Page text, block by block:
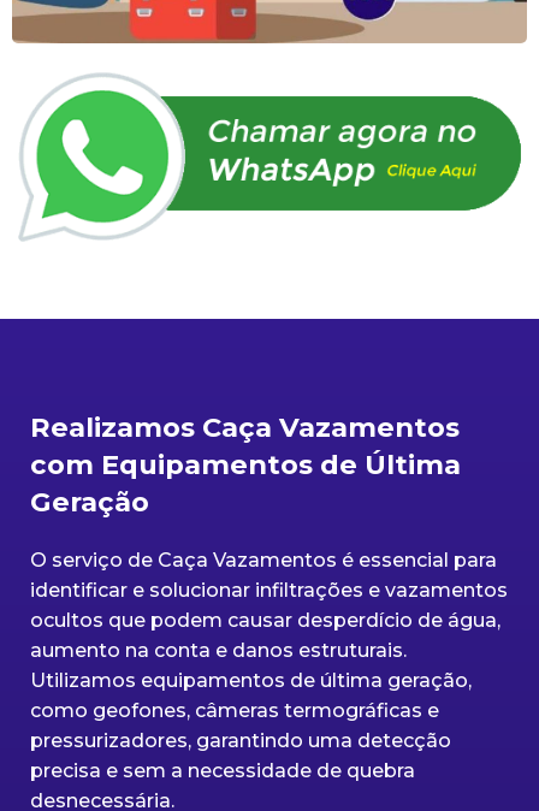
Realizamos Caça Vazamentos
com Equipamentos de Última
Geração
O serviço de Caça Vazamentos é essencial para
identificar e solucionar infiltrações e vazamentos
ocultos que podem causar desperdício de água,
aumento na conta e danos estruturais.
Utilizamos equipamentos de última geração,
como geofones, câmeras termográficas e
pressurizadores, garantindo uma detecção
precisa e sem a necessidade de quebra
desnecessária.